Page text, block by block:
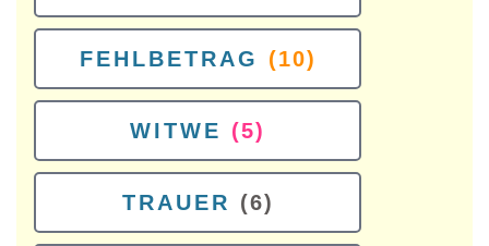
FEHLBETRAG (10)
WITWE (5)
TRAUER (6)